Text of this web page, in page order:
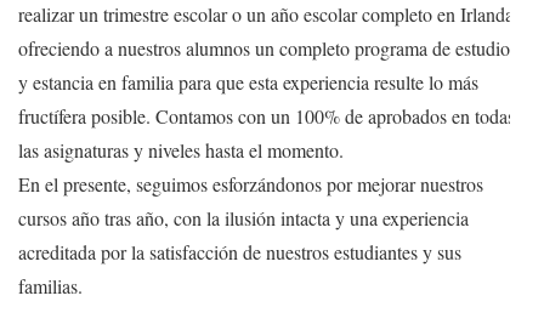
realizar un trimestre escolar o un año escolar completo en Irlanda,
ofreciendo a nuestros alumnos un completo programa de estudios
y estancia en familia para que esta experiencia resulte lo más
fructífera posible. Contamos con un 100% de aprobados en todas
las asignaturas y niveles hasta el momento.
En el presente, seguimos esforzándonos por mejorar nuestros
cursos año tras año, con la ilusión intacta y una experiencia
acreditada por la satisfacción de nuestros estudiantes y sus
familias.